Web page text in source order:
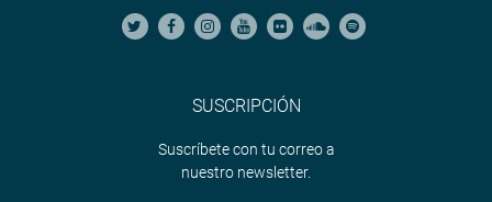
SUSCRIPCIÓN
Suscríbete con tu correo a
nuestro newsletter.